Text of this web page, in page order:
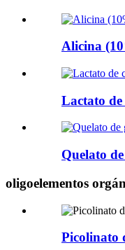
Alicina
Lactato
Quelato
oligoelementos
Picolinato